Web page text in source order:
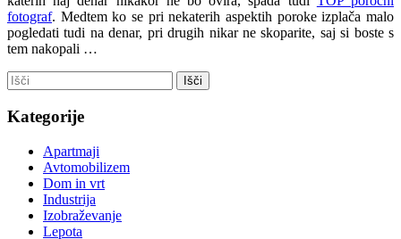
fotograf. Medtem ko se pri nekaterih aspektih poroke izplača malo
pogledati tudi na denar, pri drugih nikar ne skoparite, saj si boste s
tem nakopali …
Kategorije
Apartmaji
Avtomobilizem
Dom in vrt
Industrija
Izobraževanje
Lepota